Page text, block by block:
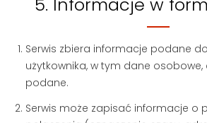
Serwis zbiera informacje podane
użytkownika, w tym dane
podane.
Serwis może zapisać informacje o